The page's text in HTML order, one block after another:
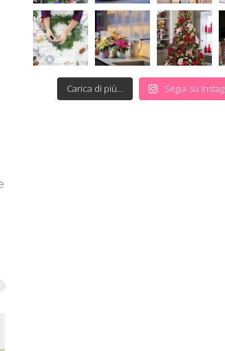
Carica di più... Segui su